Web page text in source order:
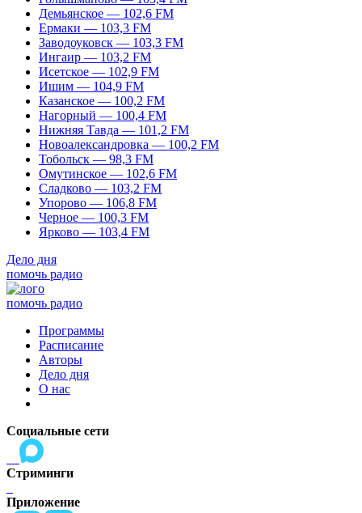
Демьянское — 102,6 FM
Ермаки — 103,3 FM
Заводоуковск — 103,3 FM
Ингаир — 103,2 FM
Исетское — 102,9 FM
Ишим — 104,9 FM
Казанское — 100,2 FM
Нагорный — 100,4 FM
Нижняя Тавда — 101,2 FM
Новоалександровка — 100,2 FM
Тобольск — 98,3 FM
Омутинское — 102,6 FM
Сладково — 103,2 FM
Упорово — 106,8 FM
Черное — 100,3 FM
Ярково — 103,4 FM
Дело дня
помочь радио
помочь радио
Программы
Расписание
Авторы
Дело дня
О нас
Социальные сети
Стриминги
Приложение